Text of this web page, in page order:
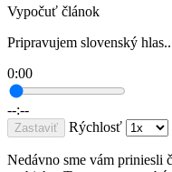
Vypočuť článok
Pripravujem slovenský
0:00
--:--
Zastaviť Rýchlosť
Nedávno sme vám priniesli